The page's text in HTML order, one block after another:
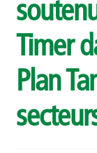
Témoignages
Méthodologie
Publics et
Présentation
Timer
Plan